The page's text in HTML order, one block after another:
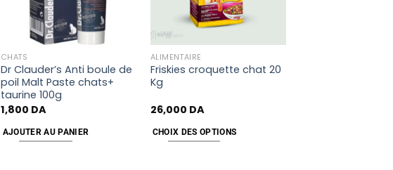
CHATS
Dr Clauder’s Anti boule de
poil Malt Paste chats+
taurine 100g
1,800 DA
AJOUTER AU PANIER
ALIMENTAIRE
Friskies croquette chat 20
Kg
26,000 DA
CHOIX DES OPTIONS